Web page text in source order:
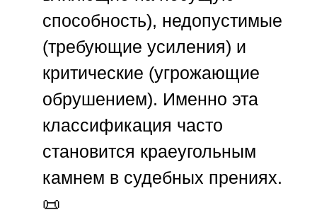
способность), недопустимые
(требующие усиления) и
критические (угрожающие
обрушением). Именно эта
классификация часто
становится краеугольным
камнем в судебных прениях.
📜